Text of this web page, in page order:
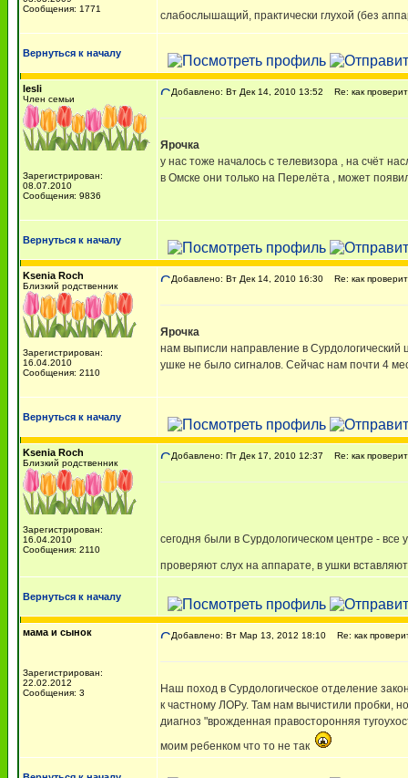
Сообщения: 1771
слабослышащий, практически глухой (без
Вернуться к началу
lesli
Член семьи
Зарегистрирован:
08.07.2010
Сообщения: 9836
Добавлено: Вт Дек 14, 2010 13:52 Re: как
Ярочка
у нас тоже началось с телевизора , на счёт
в Омске они только на Перелёта , может
Вернуться к началу
Ksenia Roch
Близкий родственник
Зарегистрирован:
16.04.2010
Сообщения: 2110
Добавлено: Вт Дек 14, 2010 16:30 Re: как
Ярочка
нам выписли направление в
ушке не было сигналов. Сейчас нам почти 4
Вернуться к началу
Ksenia Roch
Близкий родственник
Зарегистрирован:
16.04.2010
Сообщения: 2110
Добавлено: Пт Дек 17, 2010 12:37 Re: как
сегодня были в Сурдологическом центре - все
проверяют слух на аппарате, в ушки
Вернуться к началу
мама и сынок
Зарегистрирован:
22.02.2012
Сообщения: 3
Добавлено: Вт Мар 13, 2012 18:10 Re: как
Наш поход в Сурдологическое отделение
к частному ЛОРу. Там нам вычистили пробки,
диагноз "врожденная правосторонняя
моим ребенком что то не так